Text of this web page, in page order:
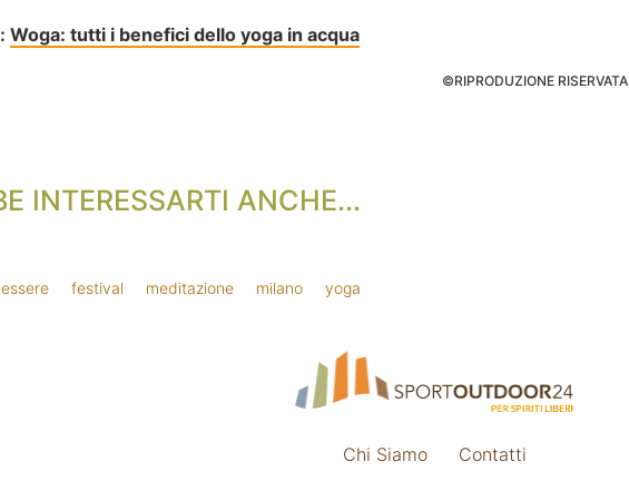
Woga: tutti i benefici dello yoga in acqua
©RIPRODUZIONE RISERVATA
INTERESSARTI ANCHE...
festival meditazione milano yoga
Chi Siamo Contatti